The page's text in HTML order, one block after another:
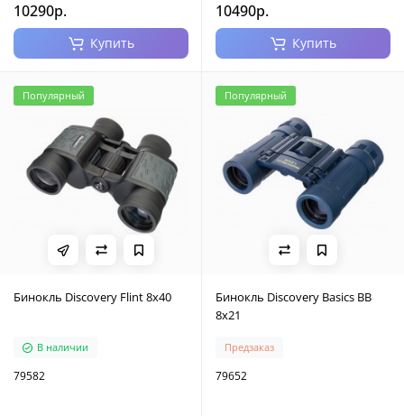
10290р.
Купить
10490р.
Купить
Популярный
Бинокль Discovery Flint 8x40
В наличии
79582
Популярный
Бинокль Discovery Basics BB
8x21
Предзаказ
79652